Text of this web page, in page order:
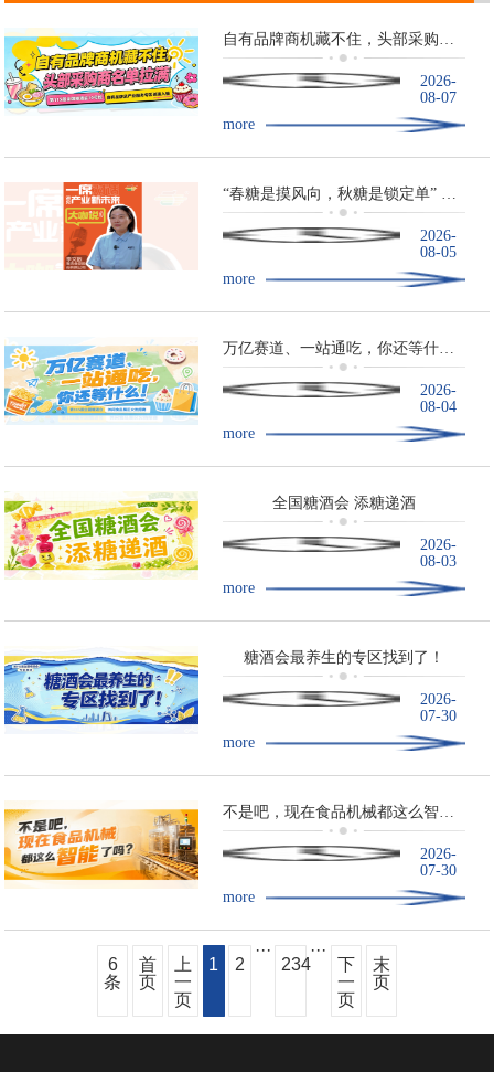
自有品牌商机藏不住，头部采购商名单拉满
2026-
08-07
more
“春糖是摸风向，秋糖是锁定单” ——青岛食品这样看秋糖
2026-
08-05
more
万亿赛道、一站通吃，你还等什么！
2026-
08-04
more
全国糖酒会 添糖递酒
2026-
08-03
more
糖酒会最养生的专区找到了！
2026-
07-30
more
不是吧，现在食品机械都这么智能了吗？
2026-
07-30
more
6
条
首
页
上
一
页
1 2
···
234
···
下
一
页
末
页